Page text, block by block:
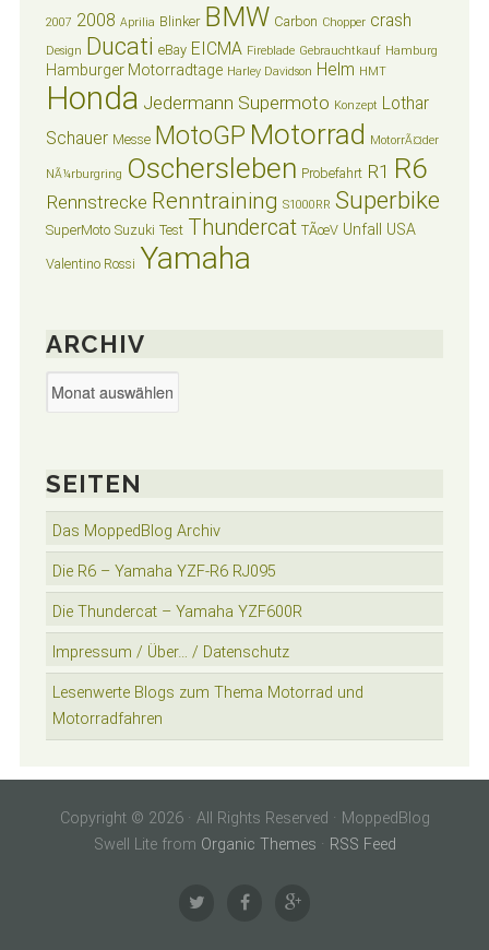
2007 2008 Aprilia Blinker BMW Carbon Chopper crash
Design Ducati eBay EICMA Fireblade Gebrauchtkauf Hamburg
Hamburger Motorradtage Harley Davidson Helm HMT
Honda Jedermann Supermoto Konzept Lothar
Schauer Messe MotoGP Motorrad MotorrÃ¤der
NÃ¼rburgring Oschersleben Probefahrt R1 R6
Rennstrecke Renntraining S1000RR Superbike
SuperMoto Suzuki Test Thundercat TÃœV Unfall USA
Valentino Rossi Yamaha
ARCHIV
Archiv
SEITEN
Das MoppedBlog Archiv
Die R6 – Yamaha YZF-R6 RJ095
Die Thundercat – Yamaha YZF600R
Impressum / Über… / Datenschutz
Lesenwerte Blogs zum Thema Motorrad und
Motorradfahren
Copyright © 2026 · All Rights Reserved · MoppedBlog
Swell Lite from Organic Themes · RSS Feed